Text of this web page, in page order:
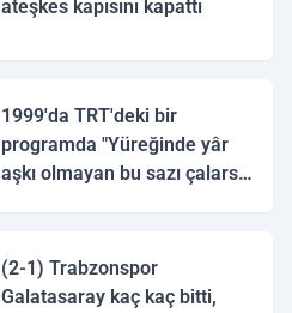
ateşkes kapısını kapattı
1999'da TRT'deki bir
programda "Yüreğinde yâr
aşkı olmayan bu sazı çalarsa
(2-1) Trabzonspor
Galatasaray kaç kaç bitti,